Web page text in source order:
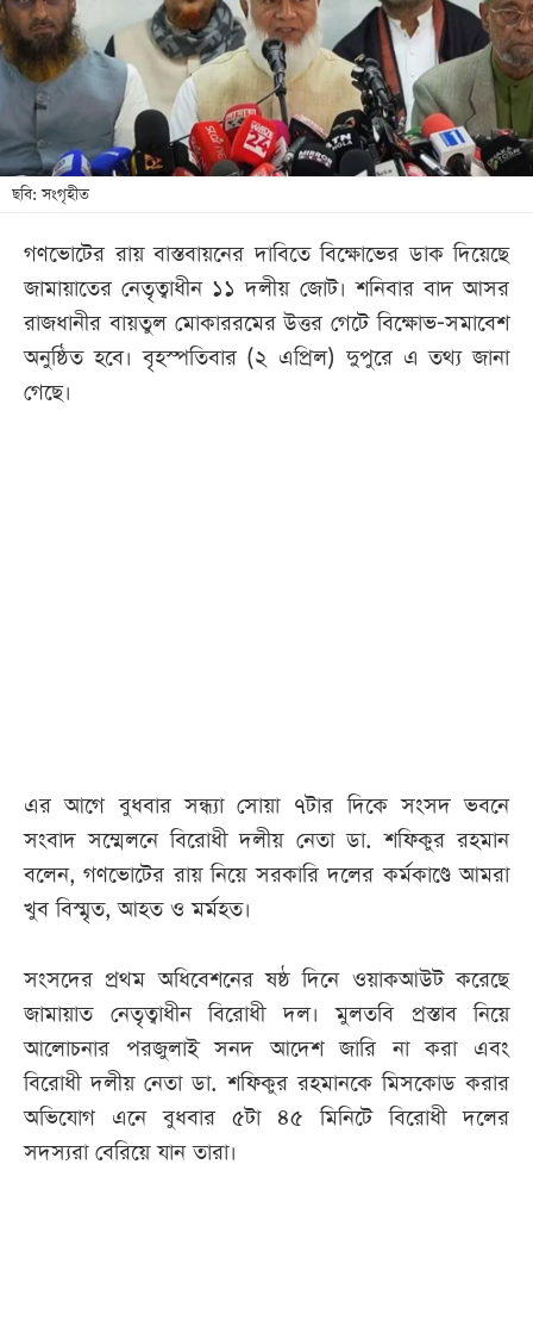
খেলা
বিনোদন
লাইফ
স্টাইল
শিক্ষা
সব
বিভাগ
ছবি
ছবি: সংগৃহীত
গণভোটের রায় বাস্তবায়নের দাবিতে বিক্ষোভের ডাক দিয়েছে
জামায়াতের নেতৃত্বাধীন ১১ দলীয় জোট। শনিবার বাদ আসর
রাজধানীর বায়তুল মোকাররমের উত্তর গেটে বিক্ষোভ-সমাবেশ
অনুষ্ঠিত হবে। বৃহস্পতিবার (২ এপ্রিল) দুপুরে এ তথ্য জানা
গেছে।
এর আগে বুধবার সন্ধ্যা সোয়া ৭টার দিকে সংসদ ভবনে
সংবাদ সম্মেলনে বিরোধী দলীয় নেতা ডা. শফিকুর রহমান
বলেন, গণভোটের রায় নিয়ে সরকারি দলের কর্মকাণ্ডে আমরা
খুব বিস্মৃত, আহত ও মর্মহত।
সংসদের প্রথম অধিবেশনের ষষ্ঠ দিনে ওয়াকআউট করেছে
জামায়াত নেতৃত্বাধীন বিরোধী দল। মুলতবি প্রস্তাব নিয়ে
আলোচনার পরজুলাই সনদ আদেশ জারি না করা এবং
বিরোধী দলীয় নেতা ডা. শফিকুর রহমানকে মিসকোড করার
অভিযোগ এনে বুধবার ৫টা ৪৫ মিনিটে বিরোধী দলের
সদস্যরা বেরিয়ে যান তারা।